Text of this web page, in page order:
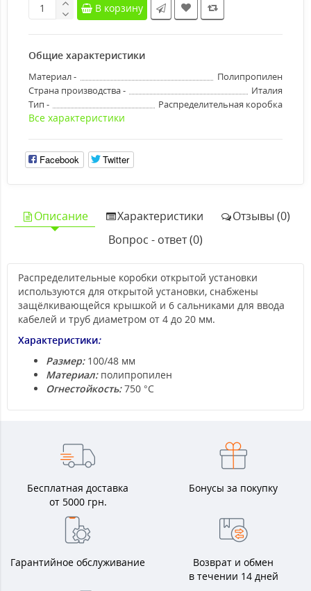
В корзину
Общие характеристики
Материал -
Полипропилен
Страна производства -
Италия
Тип -
Распределительная коробка
Все характеристики
Facebook Twitter
Описание Характеристики
Отзывы (0)
Вопрос - ответ (0)
Распределительные коробки открытой установки
используются для открытой установки, снабжены
защёлкивающейся крышкой и 6 сальниками для ввода
кабелей и труб диаметром от 4 до 20 мм.
Характеристики:
Размер:100/48 мм
Материал:полипропилен
Огнестойкость:750 °С
Бесплатная доставка
от 5000 грн.
Бонусы за покупку
Гарантийное обслуживание
Возврат и обмен
в течении 14 дней